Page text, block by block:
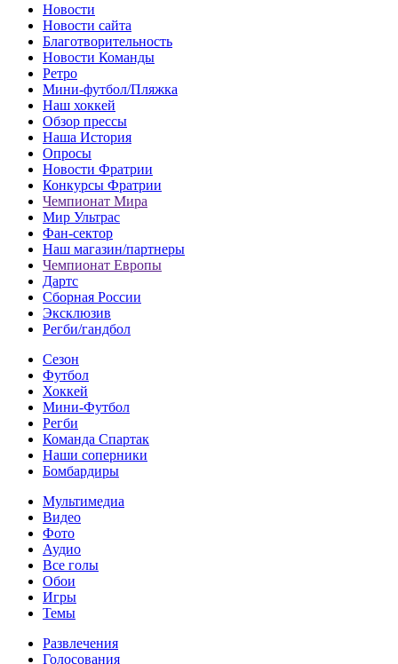
Новости
Новости сайта
Благотворительность
Новости Команды
Ретро
Мини-футбол/Пляжка
Наш хоккей
Обзор прессы
Наша История
Опросы
Новости Фратрии
Конкурсы Фратрии
Чемпионат Мира
Мир Ультрас
Фан-cектор
Наш магазин/партнеры
Чемпионат Европы
Дартс
Сборная России
Эксклюзив
Регби/гандбол
Сезон
Футбол
Хоккей
Мини-Футбол
Регби
Команда Спартак
Наши соперники
Бомбардиры
Мультимедиа
Видео
Фото
Аудио
Все голы
Обои
Игры
Темы
Развлечения
Голосования